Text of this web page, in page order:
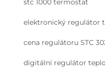
stc 1000 termostat
elektronický regulátor
cena regulátoru STC
digitální regulátor